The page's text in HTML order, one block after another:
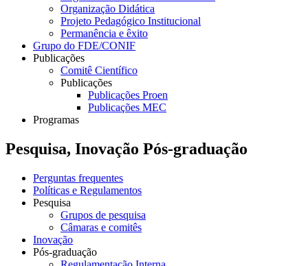
Organização Didática
Projeto Pedagógico Institucional
Permanência e êxito
Grupo do FDE/CONIF
Publicações
Comitê Científico
Publicações
Publicações Proen
Publicações MEC
Programas
Pesquisa, Inovação Pós-graduação
Perguntas frequentes
Políticas e Regulamentos
Pesquisa
Grupos de pesquisa
Câmaras e comitês
Inovação
Pós-graduação